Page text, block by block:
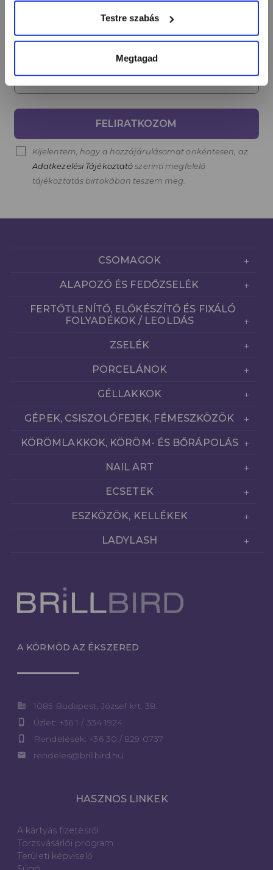
Testre szabás
Megtagad
Email cím*
FELIRATKOZOM
Kijelentem, hogy a hozzájárulásomat önkéntesen, az
Adatkezelési Tájékoztató szerinti megfelelő
tájékoztatás birtokában teszem meg.
CSOMAGOK
ALAPOZÓ ÉS FEDŐZSELÉK
FERTŐTLENÍTŐ, ELŐKÉSZÍTŐ ÉS FIXÁLÓ
FOLYADÉKOK / LEOLDÁS
ZSELÉK
PORCELÁNOK
GÉLLAKKOK
GÉPEK, CSISZOLÓFEJEK, FÉMESZKÖZÖK
KÖRÖMLAKKOK, KÖRÖM- ÉS BŐRÁPOLÁS
NAIL ART
ECSETEK
ESZKÖZÖK, KELLÉKEK
LADYLASH
A KÖRMÖD AZ ÉKSZERED
corporate_fare 1085 Budapest, József krt. 38.
phone_iphone Üzlet: +36 1 / 334 1924
phone_iphone Rendelések: +36 30 / 829 0737
email rendeles@brillbird.hu
HASZNOS LINKEK
A kártyás fizetésről
Törzsvásárlói program
Területi képviselő